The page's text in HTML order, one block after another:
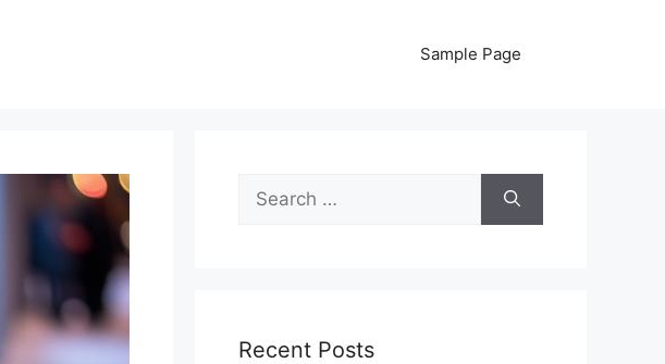
Sample Page
Search
for:
Recent Posts